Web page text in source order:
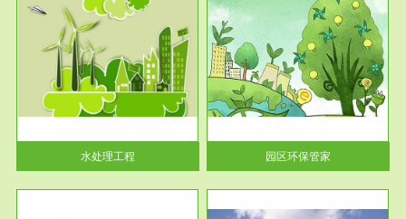
水处理工程
服务范围
园区环保管家
2016 年 4 月，环保部下发《关
于积极发挥环境保护作用促进供
给侧结...
园区环保管家